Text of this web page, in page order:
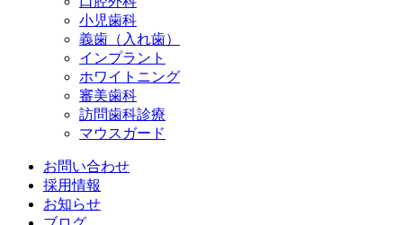
小児歯科
義歯（入れ歯）
インプラント
ホワイトニング
審美歯科
訪問歯科診療
マウスガード
お問い合わせ
採用情報
お知らせ